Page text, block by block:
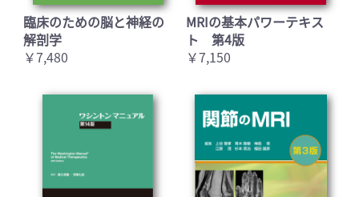
臨床のための脳と神経の
解剖学
￥7,480
MRIの基本パワーテキス
ト 第4版
￥7,150